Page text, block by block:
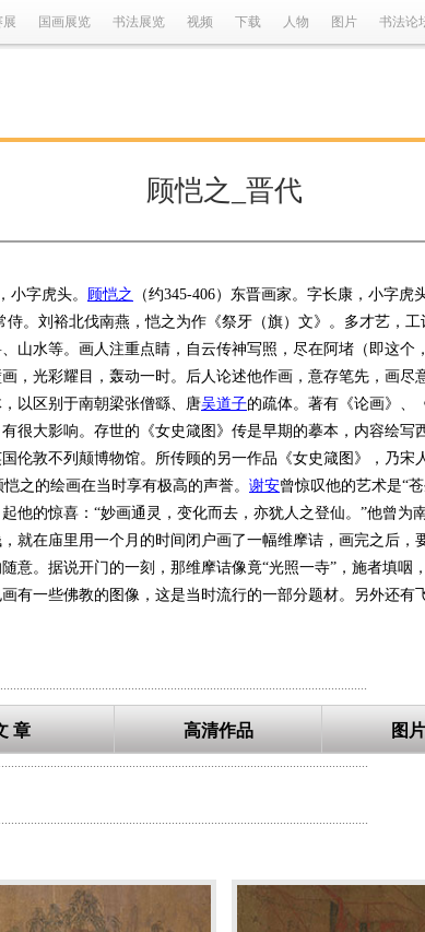
展 国画展览 书法展览 视频 下载 人物 图片 书法论
顾恺之_晋代
字虎头。
顾恺之
（约345-406）东晋画家。字长康，小字
侍。刘裕北伐南燕，恺之为作《祭牙（旗）文》。多才艺，
山水等。画人注重点睛，自云传神写照，尽在阿堵（即这个
，光彩耀目，轰动一时。后人论述他作画，意存笔先，画尽
以区别于南朝梁张僧繇、唐吴道子的疏体。著有《论画》、
很大影响。存世的《女史箴图》传是早期的摹本，内容绘写
伦敦不列颠博物馆。所传顾的另一作品《女史箴图》，乃宋
之的绘画在当时享有极高的声誉。 谢安曾惊叹他的艺术是“
他的惊喜：“妙画通灵，变化而去，亦犹人之登仙。”他曾为
就在庙里用一个月的时间闭户画了一幅维摩诘，画完之后，
意。据说开门的一刻，那维摩诘像竟“光照一寺”，施者填咽
有一些佛教的图像，这是当时流行的一部分题材。另外还
信仰。而最值得注意的是他画了不少名士们的肖像。这就改
成熟的人物画艺术。
侍等职。出身士族，多才艺，工诗词文赋，尤精绘画。擅
正在阿堵(指眼睛)中”。注意描绘生理细节，表现人物神情
像于岩壑中，突出了人物的性格志趣。其画人物衣纹用高古
迹传世。流传至今的《女史箴图》、《洛神赋图》、《列女
论画》、 《画云台山记》3篇画论。提出了传神论、以形守
、观察，通过形象思维即迁想妙得，来把握对象的内在本质
在中国美术史上占有极其重要的地位。顾恺之著有《启蒙记
章 高清作品 图